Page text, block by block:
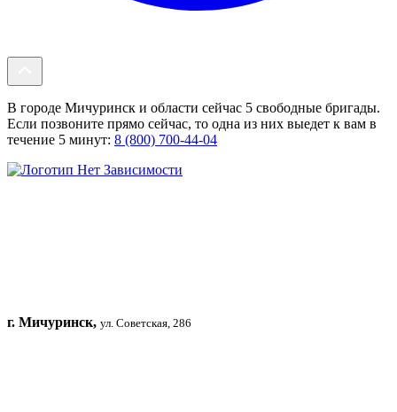
В городе Мичуринск и области сейчас 5 свободные бригады.
Если позвоните прямо сейчас, то одна из них выедет к вам в
течение 5 минут: 8 (800) 700-44-04
г. Мичуринск, ул. Советская, 286